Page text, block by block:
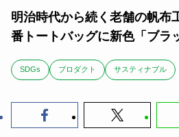
明治時代から続く老舗の帆布
番トートバッグに新色「ブラ
SDGs ブロダクト サスティナブル